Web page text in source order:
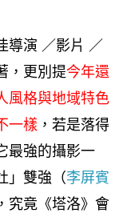
導演 ／影片 ／
，更別提今年還
風格與地域特色
一樣 ，若是落得
最強的攝影一
」雙強（李屏賓
究竟《塔洛》會